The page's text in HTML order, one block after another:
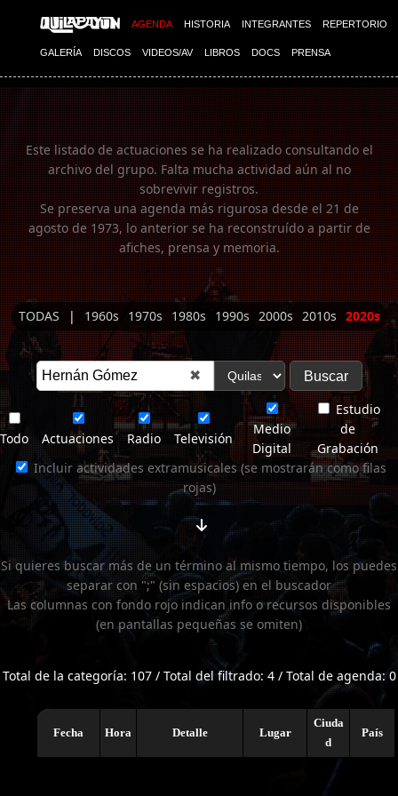
AGENDA HISTORIA INTEGRANTES REPERTORIO
GALERÍA DISCOS VIDEOS/AV LIBROS DOCS PRENSA
Imagen 01
Este listado de actuaciones se ha realizado consultando el
archivo del grupo. Falta mucha actividad aún al no
sobrevivir registros.
Se preserva una agenda más rigurosa desde el 21 de
agosto de 1973, lo anterior se ha reconstruído a partir de
afiches, prensa y memoria.
TODAS | 1960s 1970s 1980s 1990s 2000s 2010s 2020s
✖
Todo Actuaciones Radio Televisión
Medio
Digital
Estudio
de
Grabación
Incluir actividades extramusicales (se mostrarán como filas
rojas)
Si quieres buscar más de un término al mismo tiempo, los puedes
separar con ";" (sin espacios) en el buscador
Las columnas con fondo rojo indican info o recursos disponibles
(en pantallas pequeñas se omiten)
Total de la categoría: 107 / Total del filtrado: 4 / Total de agenda: 0
Fecha Hora Detalle Lugar
Ciuda
d
País